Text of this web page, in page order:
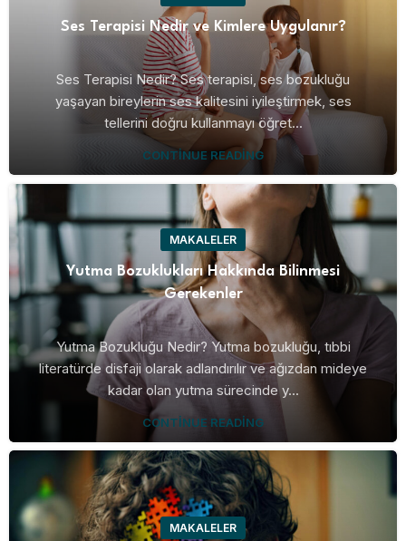
Ses Terapisi Nedir ve Kimlere Uygulanır?
Ses Terapisi Nedir? Ses terapisi, ses bozukluğu
yaşayan bireylerin ses kalitesini iyileştirmek, ses
tellerini doğru kullanmayı öğret...
CONTINUE READING
MAKALELER
Yutma Bozuklukları Hakkında Bilinmesi
Gerekenler
Yutma Bozukluğu Nedir? Yutma bozukluğu, tıbbi
literatürde disfaji olarak adlandırılır ve ağızdan mideye
kadar olan yutma sürecinde y...
CONTINUE READING
MAKALELER